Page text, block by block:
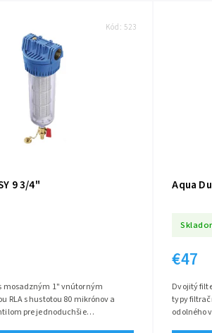
9 3/4"
mosadzným 1" vnútorným
RLA s hustotou 80 mikrónov a
pre jednoduchšie
Kód: 523
€47
Dvojitý
typy
odolného